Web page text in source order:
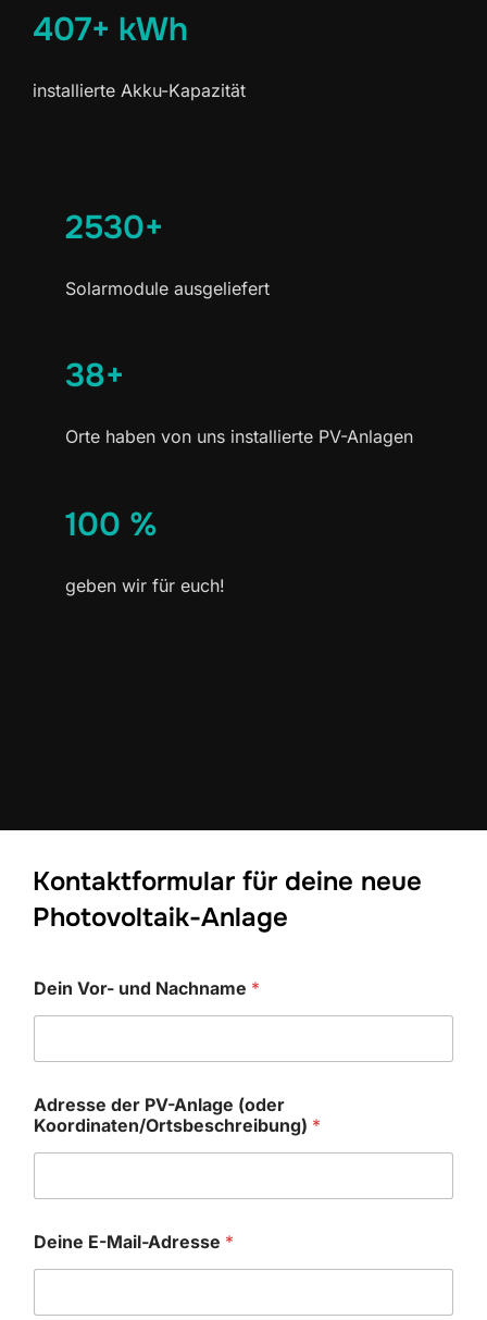
407+ kWh
installierte Akku-Kapazität
2530+
Solarmodule ausgeliefert
38+
Orte haben von uns installierte PV-Anlagen
100 %
geben wir für euch!
Kontaktformular für deine neue
Photovoltaik-Anlage
Dein Vor- und Nachname *
Adresse der PV-Anlage (oder
Koordinaten/Ortsbeschreibung) *
Deine E-Mail-Adresse *